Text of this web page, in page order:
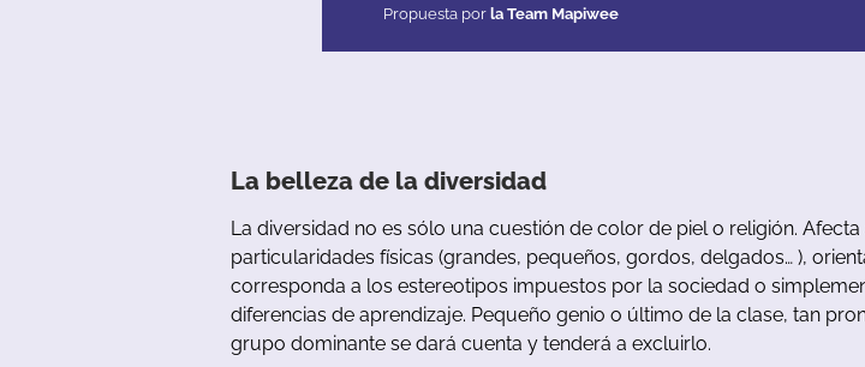
Propuesta por la Team Mapiwee
La belleza de la diversidad
La diversidad no es sólo una cuestión de color de piel o religión. Afecta
particularidades físicas (grandes, pequeños, gordos, delgados… ),
corresponda a los estereotipos impuestos por la sociedad o
diferencias de aprendizaje. Pequeño genio o último de la clase, tan
grupo dominante se dará cuenta y tenderá a excluirlo.